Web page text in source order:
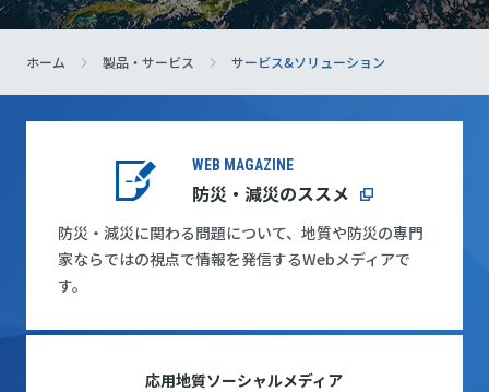
ホーム 製品・サービス サービス&ソリューション
WEB MAGAZINE
防災・減災のススメ
防災・減災に関わる問題について、地質や防災の専門
家ならではの視点で情報を発信するWebメディアで
す。
応用地質ソーシャルメディア